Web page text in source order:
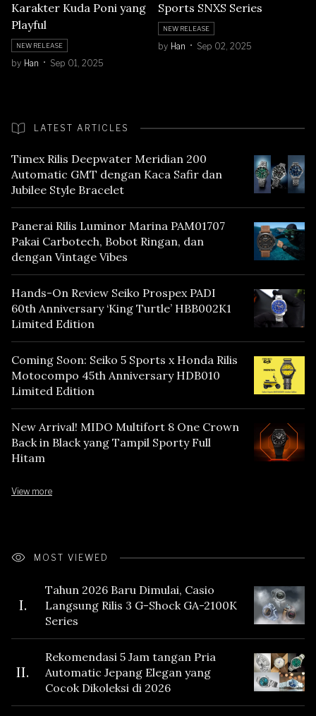
Karakter Kuda Poni yang
Playful
NEW RELEASE
by Han Sep 01, 2025
Sports SNXS Series
NEW RELEASE
by Han Sep 02, 2025
LATEST ARTICLES
Timex Rilis Deepwater Meridian 200
Automatic GMT dengan Kaca Safir dan
Jubilee Style Bracelet
Panerai Rilis Luminor Marina PAM01707
Pakai Carbotech, Bobot Ringan, dan
dengan Vintage Vibes
Hands-On Review Seiko Prospex PADI
60th Anniversary ‘King Turtle’ HBB002K1
Limited Edition
Coming Soon: Seiko 5 Sports x Honda Rilis
Motocompo 45th Anniversary HDB010
Limited Edition
New Arrival! MIDO Multifort 8 One Crown
Back in Black yang Tampil Sporty Full
Hitam
View more
MOST VIEWED
I.
Tahun 2026 Baru Dimulai, Casio
Langsung Rilis 3 G-Shock GA-2100K
Series
II.
Rekomendasi 5 Jam tangan Pria
Automatic Jepang Elegan yang
Cocok Dikoleksi di 2026